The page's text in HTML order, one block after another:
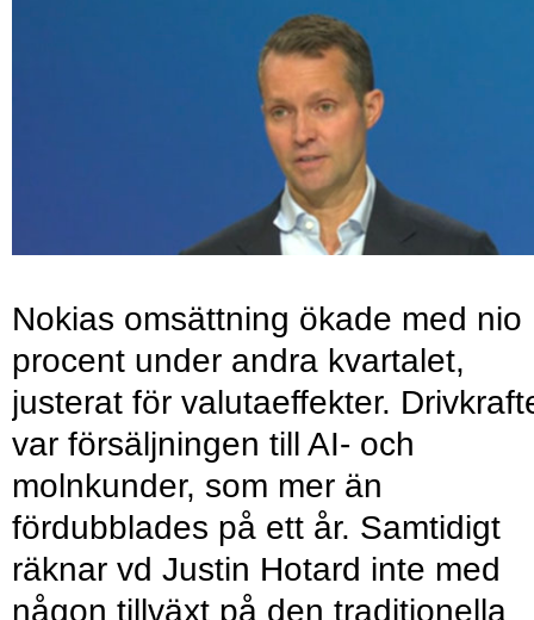
Nokias omsättning ökade med nio
procent under andra kvartalet,
justerat för valutaeffekter.
var försäljningen till AI- och
molnkunder, som mer än
fördubblades på ett år. Samtidigt
räknar vd Justin Hotard inte med
någon tillväxt på den traditionella